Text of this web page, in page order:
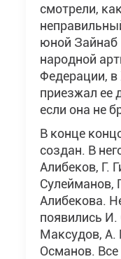
смотрели,
юной Зайнаб
народной
Федерации,
приезжал ее
если она не
В конце
создан. В
Алибеков, Г.
Сулейманов,
Алибекова.
появились
Максудов, А.
Османов.